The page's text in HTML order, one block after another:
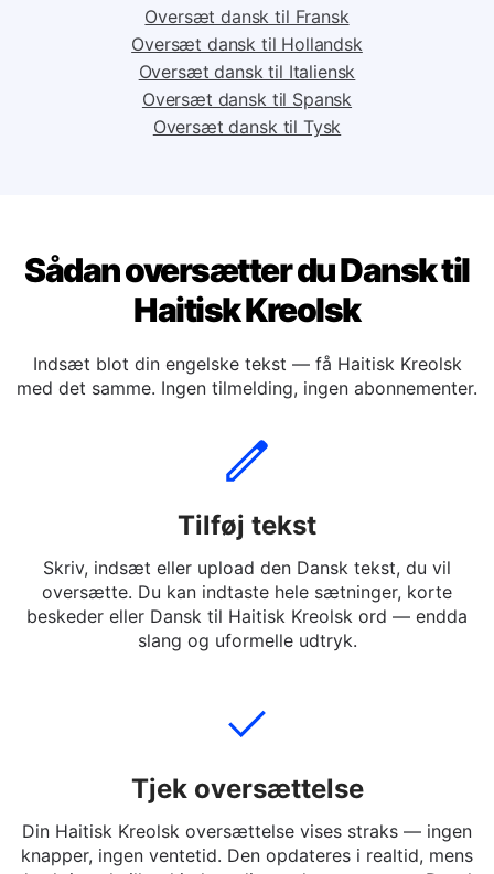
Oversæt dansk til Engelsk
Oversæt dansk til Fransk
Oversæt dansk til Hollandsk
Oversæt dansk til Italiensk
Sådan oversætter du Dansk til
Haitisk Kreolsk
med det samme. Ingen tilmelding, ingen abonnementer.
Tilføj tekst
Skriv, indsæt eller upload den Dansk tekst, du vil
oversætte. Du kan indtaste hele sætninger, korte
Tjek oversættelse